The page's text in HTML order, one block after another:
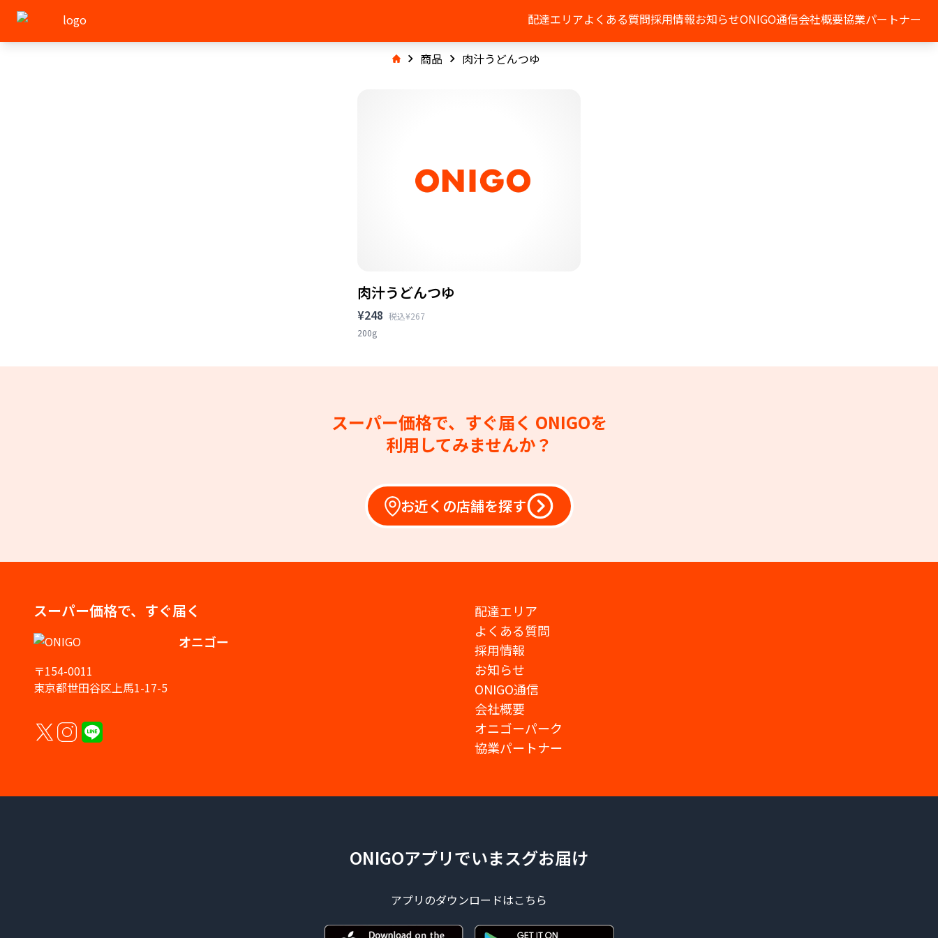
配達エリアよくある質問採用情報お知らせONIGO通信会社概要協業パートナー
商品 肉汁うどんつゆ
肉汁うどんつゆ
¥248 税込¥267
200g
スーパー価格で、すぐ届く ONIGOを
利用してみませんか？
お近くの店舗を探す
スーパー価格で、すぐ届く
オニゴー
〒154-0011
東京都世田谷区上馬1-17-5
配達エリア
よくある質問
採用情報
お知らせ
ONIGO通信
会社概要
オニゴーパーク
協業パートナー
ONIGOアプリでいまスグお届け
アプリのダウンロードはこちら